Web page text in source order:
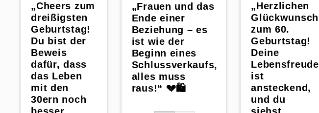
„Cheers zum
dreißigsten
Geburtstag!
Du bist der
Beweis
dafür, dass
das Leben
mit den
30ern noch
„Frauen und das
Ende einer
Beziehung – es
ist wie der
Beginn eines
Schlussverkaufs,
alles muss
raus!“ 💔🛍️
„Herzlichen
Glückwunsch
zum 60.
Geburtstag!
Deine
Lebensfreude
ist
ansteckend,
und du